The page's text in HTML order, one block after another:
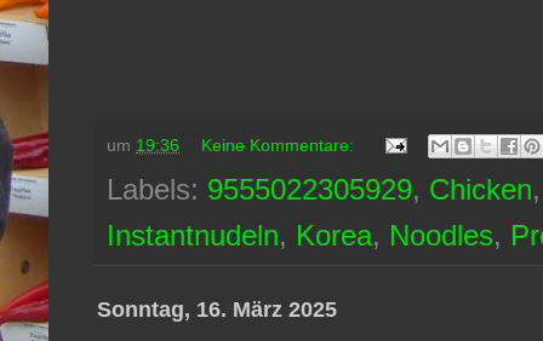
um 19:36 Keine Kommentare:
Labels: 9555022305929, Chicken
Instantnudeln, Korea, Noodles,
Sonntag, 16. März 2025